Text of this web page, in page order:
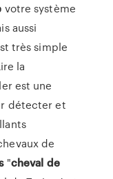
votre système
aussi
très simple
la
est une
détecter et
de
"cheval de